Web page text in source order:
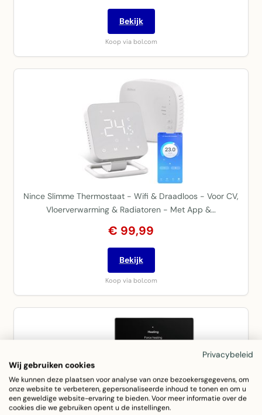
Bekijk
Koop via bol.com
Nince Slimme Thermostaat - Wifi & Draadloos - Voor CV,
Vloerverwarming & Radiatoren - Met App &…
€ 99,99
Bekijk
Koop via bol.com
Privacybeleid
Wij gebruiken cookies
We kunnen deze plaatsen voor analyse van onze bezoekersgegevens, om
onze website te verbeteren, gepersonaliseerde inhoud te tonen en om u
een geweldige website-ervaring te bieden. Voor meer informatie over de
cookies die we gebruiken opent u de instellingen.